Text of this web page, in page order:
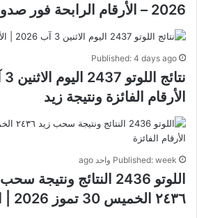
2026 – الأرقام الرابحة فور صدورها
Published: 4 days ago
الأرقام الفائزة ونتيجة زيد
Published: week واحد ago
اللوتو 2436 النتائج ونتيجة
٢٤٣٦ الخميس 30 تموز 2026 | الأرقام الفائزة